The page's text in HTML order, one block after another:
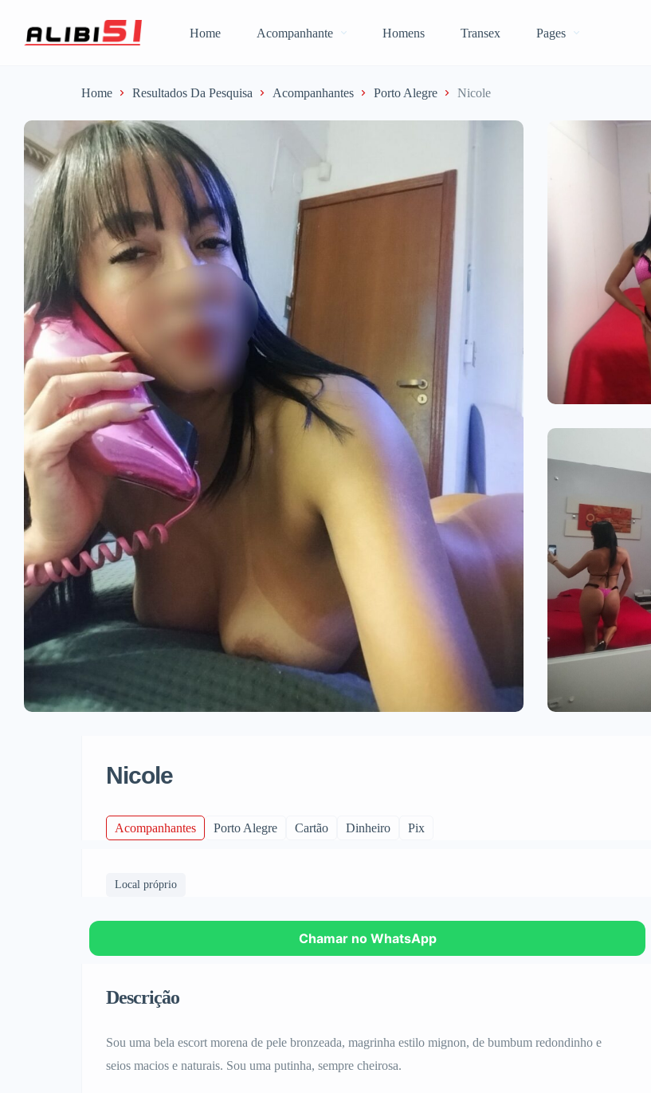
Home Acompanhante Homens Transex Pages
Home Resultados Da Pesquisa Acompanhantes Porto Alegre Nicole
Nicole
Acompanhantes Porto Alegre Cartão Dinheiro Pix
Local próprio
Chamar no WhatsApp
Descrição
Sou uma bela escort morena de pele bronzeada, magrinha estilo mignon, de bumbum redondinho e
seios macios e naturais. Sou uma putinha, sempre cheirosa.